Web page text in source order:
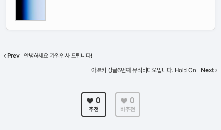
Prev 안녕하세요 가입인사 드립니다!
아뽀키 싱글6번째 뮤직비디오입니다. Hold On Next
0
추천
0
비추천